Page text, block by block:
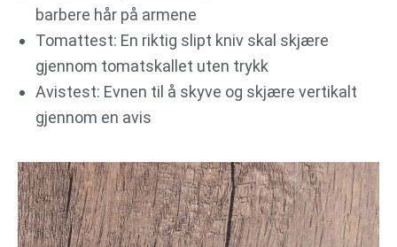
barbere hår på armene
Tomattest: En riktig slipt kniv skal skjære
gjennom tomatskallet uten trykk
Avistest: Evnen til å skyve og skjære vertikalt
gjennom en avis